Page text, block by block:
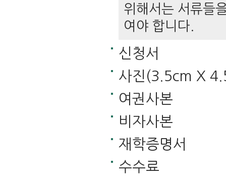
위해서는 서류들
여야 합니다.
신청서
사진(3.5cm X
여권사본
비자사본
재학증명서
수수료